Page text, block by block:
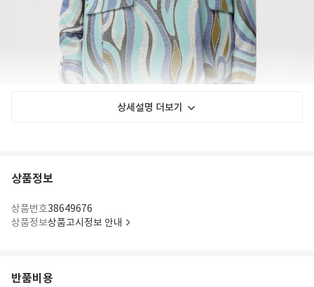
상세설명 더보기
상품정보
상품번호38649676
상품정보상품고시정보 안내
반품비용